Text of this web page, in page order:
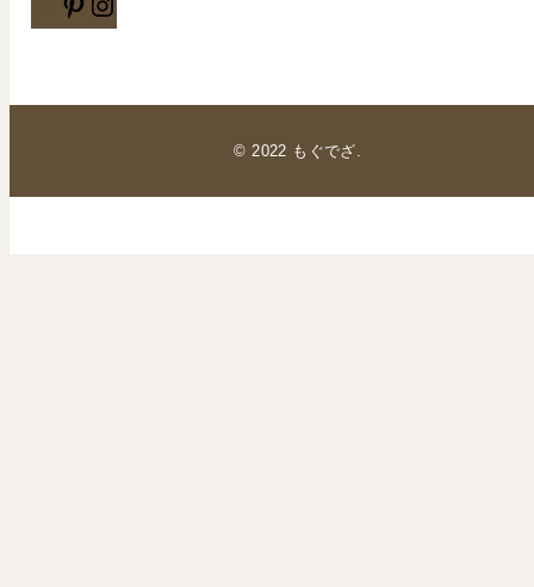
© 2022 もぐでざ.